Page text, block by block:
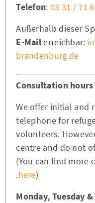
Telefon: 03 31 / 71
Außerhalb dieser
E-Mailerreichbar:
brandenburg.de
Consultation hours
We offer initial and
telephone for
volunteers.
centre and do not
(You can find more
here).
Monday, Tuesday